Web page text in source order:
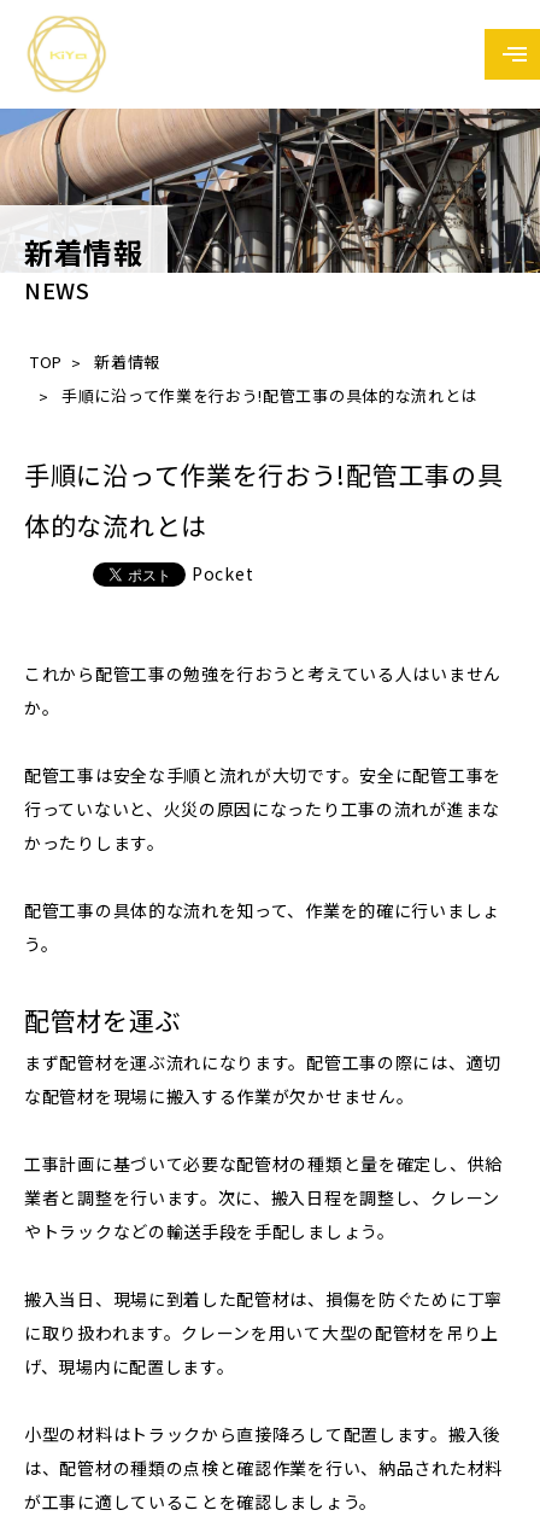
新着情報
NEWS
TOP
新着情報
手順に沿って作業を行おう!配管工事の具体的な流れとは
手順に沿って作業を行おう!配管工事の具
体的な流れとは
Pocket
これから配管工事の勉強を行おうと考えている人はいません
か。
配管工事は安全な手順と流れが大切です。安全に配管工事を
行っていないと、火災の原因になったり工事の流れが進まな
かったりします。
配管工事の具体的な流れを知って、作業を的確に行いましょ
う。
配管材を運ぶ
まず配管材を運ぶ流れになります。配管工事の際には、適切
な配管材を現場に搬入する作業が欠かせません。
工事計画に基づいて必要な配管材の種類と量を確定し、供給
業者と調整を行います。次に、搬入日程を調整し、クレーン
やトラックなどの輸送手段を手配しましょう。
搬入当日、現場に到着した配管材は、損傷を防ぐために丁寧
に取り扱われます。クレーンを用いて大型の配管材を吊り上
げ、現場内に配置します。
小型の材料はトラックから直接降ろして配置します。搬入後
は、配管材の種類の点検と確認作業を行い、納品された材料
が工事に適していることを確認しましょう。